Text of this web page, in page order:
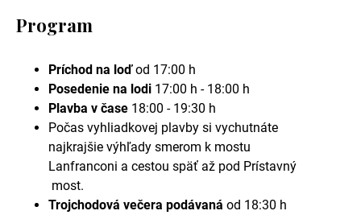
Program
Príchod na loďod 17:00 h
Posedenie na lodi 17:00 h - 18:00 h
Plavba v čase 18:00 - 19:30 h
Počas vyhliadkovej plavby si vychutnáte
najkrajšie výhľady smerom k mostu
Lanfranconi a cestou späť až pod Prístavný
most.
Trojchodová večera podávaná od 18:30 h